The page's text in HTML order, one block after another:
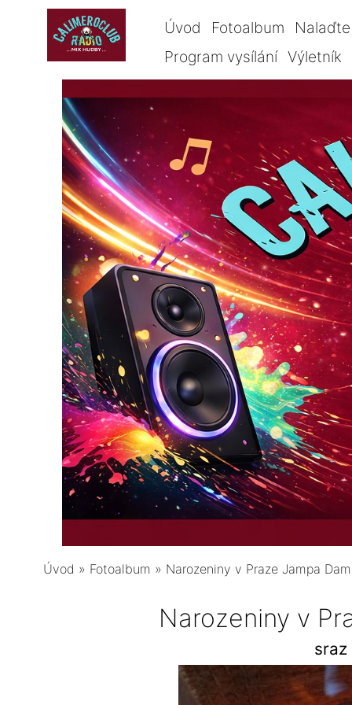
Úvod Fotoalbum
Program vysílání Výletník
Úvod » Fotoalbum » Narozeniny v Praze Jampa
Narozeniny v
sraz